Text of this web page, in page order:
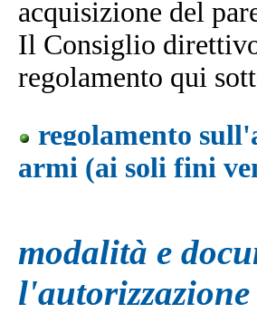
acquisizione del
Il Consiglio
regolamento qui
regolamento
armi (ai soli fini
modalità e